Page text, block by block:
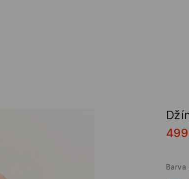
499
Barva